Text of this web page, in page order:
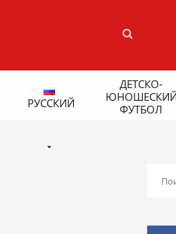
РУССКИЙ
ДЕТСКО-
ЮНОШЕСКИЙ
ФУТБОЛ